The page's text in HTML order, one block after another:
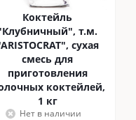
Коктейль
т.м.
сухая
смесь для
приготовления
коктейлей,
1 кг
Нет в наличии